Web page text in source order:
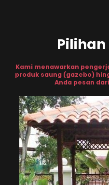
Kami menawarkan
produk saung (gazebo)
Anda pesan